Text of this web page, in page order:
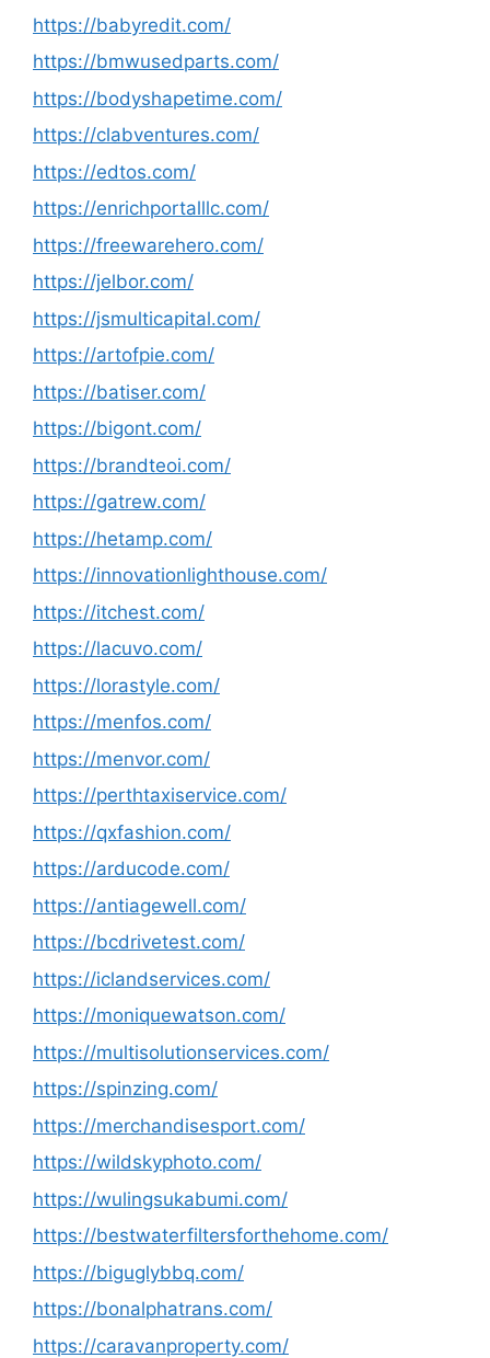
https://babyredit.com/
https://bmwusedparts.com/
https://bodyshapetime.com/
https://clabventures.com/
https://edtos.com/
https://enrichportalllc.com/
https://freewarehero.com/
https://jelbor.com/
https://jsmulticapital.com/
https://artofpie.com/
https://batiser.com/
https://bigont.com/
https://brandteoi.com/
https://gatrew.com/
https://hetamp.com/
https://innovationlighthouse.com/
https://itchest.com/
https://lacuvo.com/
https://lorastyle.com/
https://menfos.com/
https://menvor.com/
https://perthtaxiservice.com/
https://qxfashion.com/
https://arducode.com/
https://antiagewell.com/
https://bcdrivetest.com/
https://iclandservices.com/
https://moniquewatson.com/
https://multisolutionservices.com/
https://spinzing.com/
https://merchandisesport.com/
https://wildskyphoto.com/
https://wulingsukabumi.com/
https://bestwaterfiltersforthehome.com/
https://biguglybbq.com/
https://bonalphatrans.com/
https://caravanproperty.com/